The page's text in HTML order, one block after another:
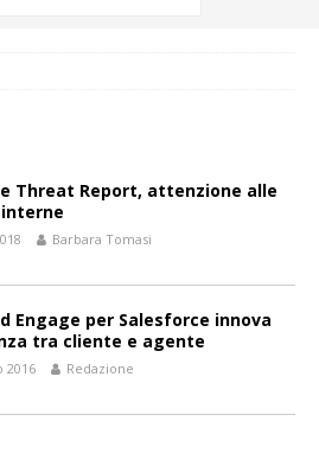
Threat Report, attenzione alle
Barbara Tomasi
Engage per Salesforce innova
tra cliente e agente
2016 Redazione